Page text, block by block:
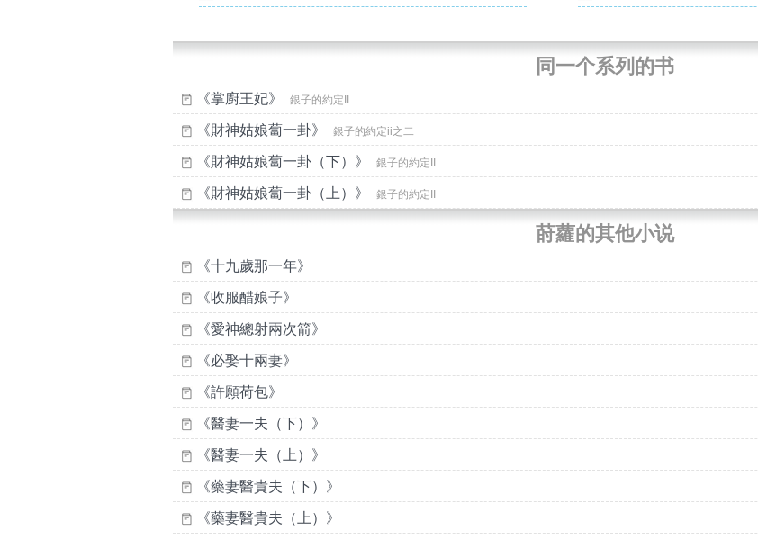
同一个系列的书
《掌廚王妃》 銀子的約定II
《財神姑娘蔔一卦》 銀子的約定ii之二
《財神姑娘蔔一卦（下）》 銀子的約定II
《財神姑娘蔔一卦（上）》 銀子的約定II
莳蘿的其他小说
《十九歲那一年》
《收服醋娘子》
《愛神總射兩次箭》
《必娶十兩妻》
《許願荷包》
《醫妻一夫（下）》
《醫妻一夫（上）》
《藥妻醫貴夫（下）》
《藥妻醫貴夫（上）》